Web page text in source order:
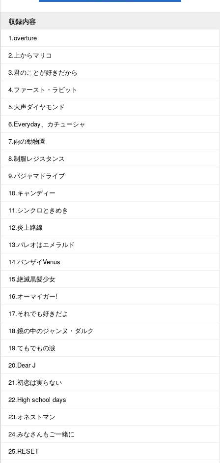
収録内容
1.overture
2.上からマリコ
3.君のことが好きだから
4.ファースト・ラビット
5.大声ダイヤモンド
6.Everyday、カチューシャ
7.雨の動物園
8.制服レジスタンス
9.パジャマドライブ
10.キャンディー
11.シンクロときめき
12.炎上路線
13.パレオはエメラルド
14.バンザイVenus
15.絶滅黒髪少女
16.オーマイガー!
17.それでも好きだよ
18.鏡の中のジャンヌ・ダルク
19.てもでもの涙
20.Dear J
21.初恋は実らない
22.High school days
23.オネストマン
24.みなさんもご一緒に
25.RESET